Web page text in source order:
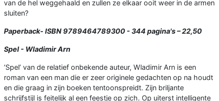
van de hel weggehaald en zullen ze elkaar ooit weer in de armen
sluiten?
Paperback- ISBN 9789464789300 - 344 pagina's – 22,50
Spel - Wladimir Arn
‘Spel’ van de relatief onbekende auteur, Wladimir Arn is een
roman van een man die er zeer originele gedachten op na houdt
en die graag in zijn boeken tentoonspreidt. Zijn briljante
schrijfstijl is feitelijk al een feestje op zich. Op uiterst intelligente